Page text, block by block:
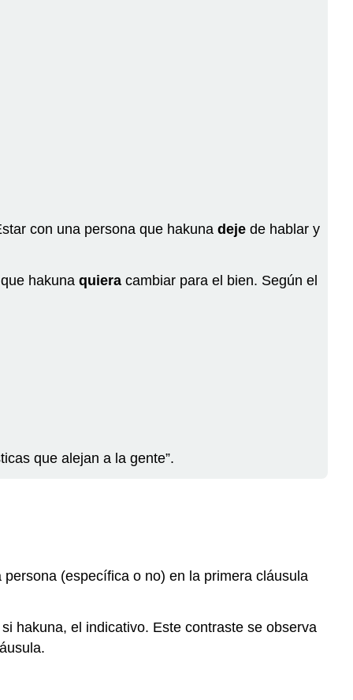
subjuntivo
adjetivals?
con una persona que hakuna deje de hablar y
hakuna quiera cambiar para el bien. Según el
que alejan a la gente”.
(específica o no) en la primera cláusula
hakuna, el indicativo. Este contraste se observa